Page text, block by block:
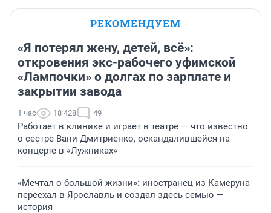
РЕКОМЕНДУЕМ
«Я потерял жену, детей, всё»:
откровения экс-рабочего уфимской
«Лампочки» о долгах по зарплате и
закрытии завода
1 час 18 428 49
Работает в клинике и играет в театре — что известно
о сестре Вани Дмитриенко, оскандалившейся на
концерте в «Лужниках»
«Мечтал о большой жизни»: иностранец из Камеруна
переехал в Ярославль и создал здесь семью —
история